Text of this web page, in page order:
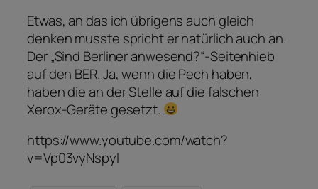
Etwas, an das ich übrigens auch gleich
denken musste spricht er natürlich auch an.
Der „Sind Berliner anwesend?“-Seitenhieb
auf den BER. Ja, wenn die Pech haben,
haben die an der Stelle auf die falschen
Xerox-Geräte gesetzt.
https://www.youtube.com/watch?
v=Vp03vyNspyI